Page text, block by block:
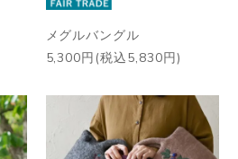
メグルバングル
5,300円(税込5,830円)